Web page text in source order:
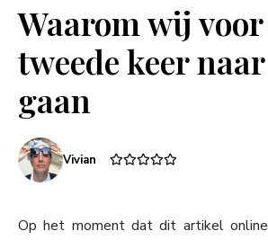
Waarom wij voor
tweede keer
gaan
Vivian
Op het moment dat dit artikel